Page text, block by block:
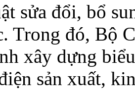
sửa đổi, bổ
Trong đó, Bộ
xây dựng
sản xuất,